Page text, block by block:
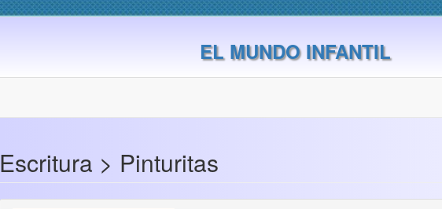
EL MUNDO INFANTIL
Escritura > Pinturitas